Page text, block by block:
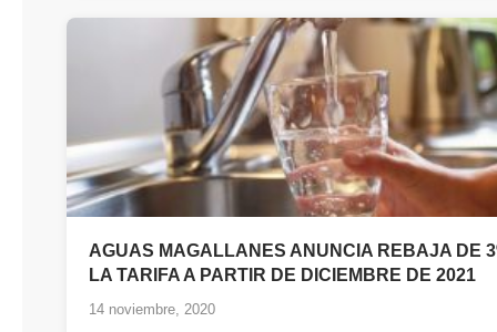
AGUAS MAGALLANES ANUNCIA REBAJA DE
LA TARIFA A PARTIR DE DICIEMBRE DE 2021
14 noviembre, 2020